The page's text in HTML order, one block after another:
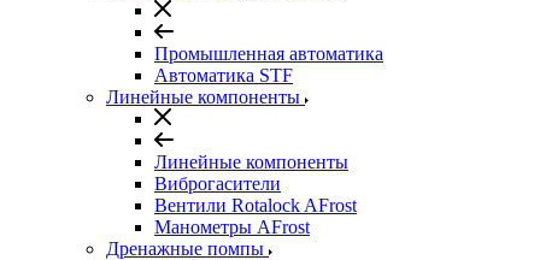
Промышленная автоматика
Автоматика STF
Линейные компоненты
Линейные компоненты
Виброгасители
Вентили Rotalock AFrost
Манометры AFrost
Дренажные помпы